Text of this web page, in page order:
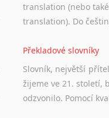
translation (nebo
Překladové slovníky
Slovník, největší
žijeme ve 21. století,